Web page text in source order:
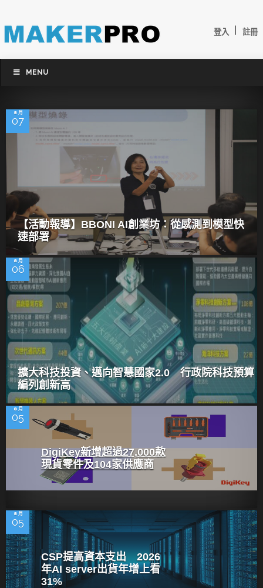
登入 註冊
MENU
8 月
07
【活動報導】BBONI AI創業坊：從感測到模型快
速部署
8 月
06
擴大科技投資、邁向智慧國家2.0 行政院科技預算
編列創新高
8 月
05
DigiKey新增超過27,000款
現貨零件及104家供應商
8 月
05
CSP提高資本支出 2026
年AI server出貨年增上看
31%